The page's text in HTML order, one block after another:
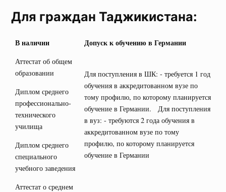
Для граждан Таджикистана:
В наличии Допуск к обучению в Германии
Аттестат об общем
образовании
Для поступления в ШК: - требуется 1 год
обучения в аккредитованном вузе по
тому профилю, по которому планируется
обучение в Германии. Для поступления
в вуз: - требуются 2 года обучения в
аккредитованном вузе по тому
профилю, по которому планируется
обучение в Германии
Диплом среднего
профессионально-
технического
училища
Диплом среднего
специального
учебного заведения
Аттестат о среднем